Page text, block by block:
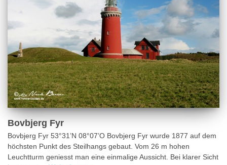
Bovbjerg Fyr
Bovbjerg Fyr 53°31’N 08°07’O Bovbjerg Fyr wurde 1877 auf dem
höchsten Punkt des Steilhangs gebaut. Vom 26 m hohen
Leuchtturm geniesst man eine einmalige Aussicht. Bei klarer Sicht